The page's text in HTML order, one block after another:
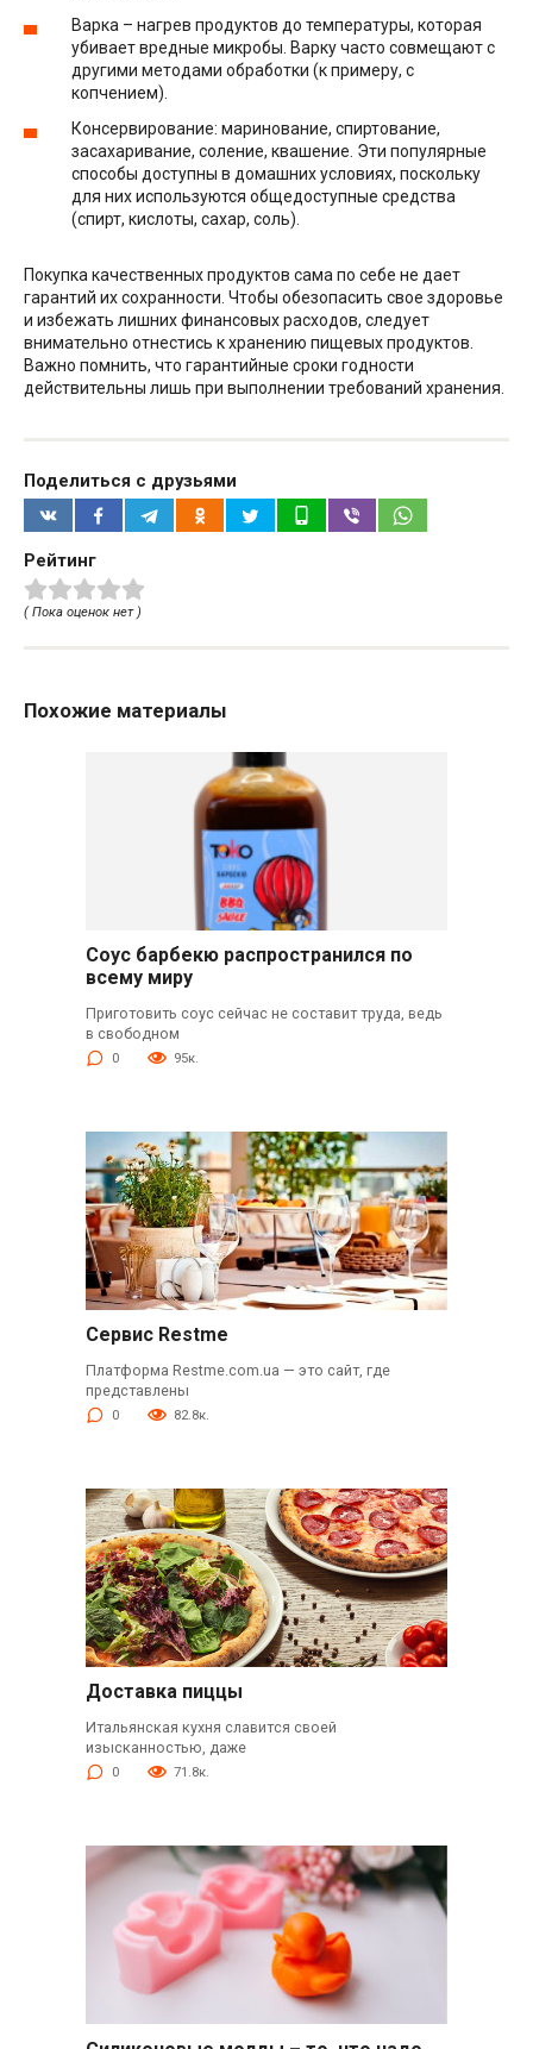
Варка – нагрев продуктов до температуры, которая
убивает вредные микробы. Варку часто совмещают с
другими методами обработки (к примеру, с
копчением).
Консервирование: маринование, спиртование,
засахаривание, соление, квашение. Эти популярные
способы доступны в домашних условиях, поскольку
для них используются общедоступные средства
(спирт, кислоты, сахар, соль).
Покупка качественных продуктов сама по себе не дает
гарантий их сохранности. Чтобы обезопасить свое здоровье
и избежать лишних финансовых расходов, следует
внимательно отнестись к хранению пищевых продуктов.
Важно помнить, что гарантийные сроки годности
действительны лишь при выполнении требований хранения.
Поделиться с друзьями
Рейтинг
( Пока оценок нет )
Похожие материалы
Соус барбекю распространился по
всему миру
Приготовить соус сейчас не составит труда, ведь
в свободном
0 95к.
Сервис Restme
Платформа Restme.com.ua — это сайт, где
представлены
0 82.8к.
Доставка пиццы
Итальянская кухня славится своей
изысканностью, даже
0 71.8к.